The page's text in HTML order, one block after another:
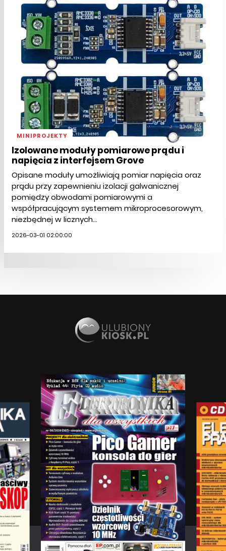
MINIPROJEKTY
Izolowane moduły pomiarowe prądu i
napięcia z interfejsem Grove
Opisane moduły umożliwiają pomiar napięcia oraz
prądu przy zapewnieniu izolacji galwanicznej
pomiędzy obwodami pomiarowymi a
współpracującym systemem mikroprocesorowym,
niezbędnej w licznych...
2026-03-01 02:00:00